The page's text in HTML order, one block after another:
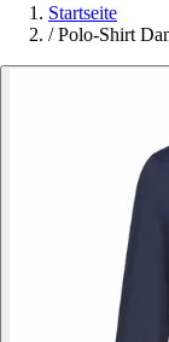
Startseite
/ Polo-Shirt